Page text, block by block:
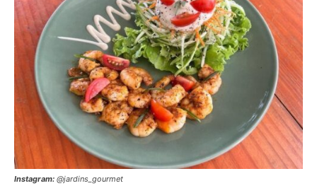
Instagram: @jardins_gourmet